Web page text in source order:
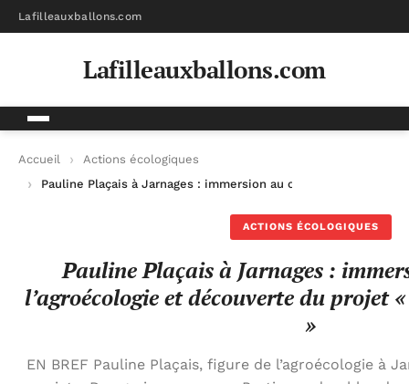
Lafilleauxballons.com
Lafilleauxballons.com
Accueil
Actions écologiques
Pauline Plaçais à Jarnages : immersion au cœur de
ACTIONS ÉCOLOGIQUES
Pauline Plaçais à Jarnages :
l’agroécologie et découverte du projet
»
EN BREF Pauline Plaçais, figure de l’agroécologie à